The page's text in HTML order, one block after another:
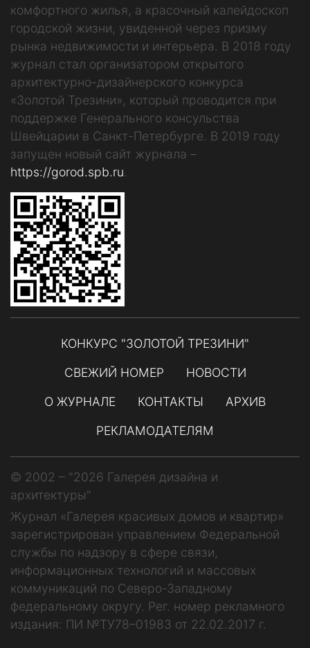
комфортного жилья, а красочный калейдоскоп
городской жизни, увиденной через призму
рынка недвижимости и интерьера. В 2018 году
журнал стал организатором открытого
архитектурно-дизайнерского конкурса
«Золотой Трезини», который проводится при
поддержке Генерального консульства
Швейцарии в Санкт-Петербурге. В 2019 году
запущен новый сайт журнала –
https://gorod.spb.ru.
КОНКУРС "ЗОЛОТОЙ ТРЕЗИНИ"
СВЕЖИЙ НОМЕР
НОВОСТИ
О ЖУРНАЛЕ
КОНТАКТЫ
АРХИВ
РЕКЛАМОДАТЕЛЯМ
© 2002 – "2026 Галерея дизайна и
архитектуры"
Журнал «Галерея красивых домов и квартир»
зарегистрирован управлением Федеральной
службы по надзору в сфере связи,
информационных технологий и массовых
коммуникаций по Северо-Западному
федеральному округу. Рег. номер рекламного
издания: ПИ №ТУ78–01983 от 22.02.2017 г.